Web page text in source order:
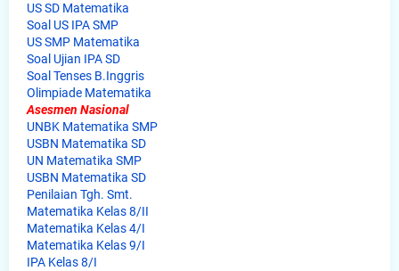
US SD Matematika
Soal US IPA SMP
US SMP Matematika
Soal Ujian IPA SD
Soal Tenses B.Inggris
Olimpiade Matematika
Asesmen Nasional
UNBK Matematika SMP
USBN Matematika SD
UN Matematika SMP
USBN Matematika SD
Penilaian Tgh. Smt.
Matematika Kelas 8/II
Matematika Kelas 4/I
Matematika Kelas 9/I
IPA Kelas 8/I